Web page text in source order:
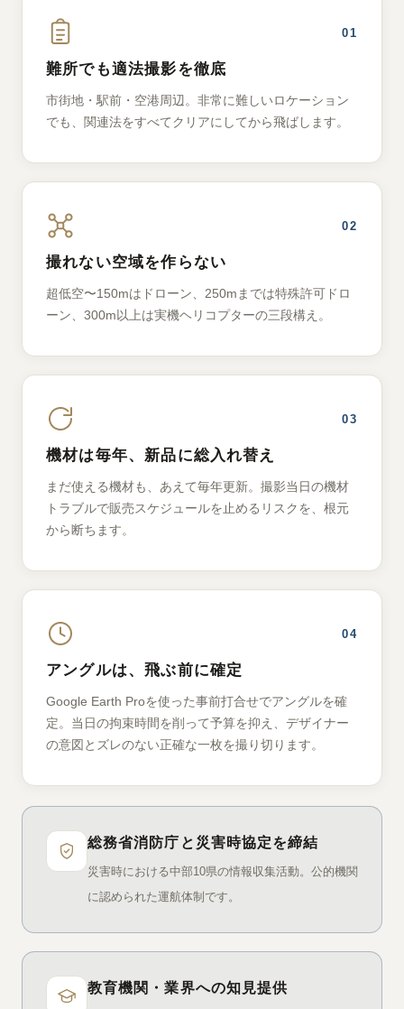
01
難所でも適法撮影を徹底
市街地・駅前・空港周辺。非常に難しいロケーション
でも、関連法をすべてクリアにしてから飛ばします。
02
撮れない空域を作らない
超低空〜150mはドローン、250mまでは特殊許可ドロ
ーン、300m以上は実機ヘリコプターの三段構え。
03
機材は毎年、新品に総入れ替え
まだ使える機材も、あえて毎年更新。撮影当日の機材
トラブルで販売スケジュールを止めるリスクを、根元
から断ちます。
04
アングルは、飛ぶ前に確定
Google Earth Proを使った事前打合せでアングルを確
定。当日の拘束時間を削って予算を抑え、デザイナー
の意図とズレのない正確な一枚を撮り切ります。
総務省消防庁と災害時協定を締結
災害時における中部10県の情報収集活動。公的機関
に認められた運航体制です。
教育機関・業界への知見提供